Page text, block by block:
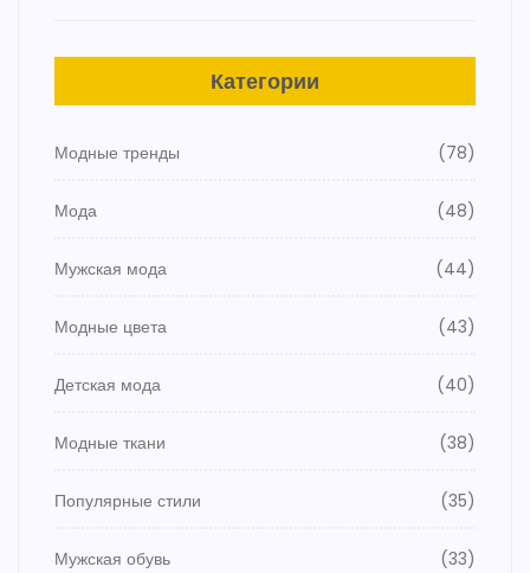
Категории
Модные тренды (78)
Мода (48)
Мужская мода (44)
Модные цвета (43)
Детская мода (40)
Модные ткани (38)
Популярные стили (35)
Мужская обувь (33)